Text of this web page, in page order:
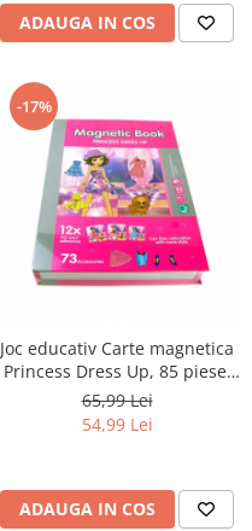
ADAUGA IN COS
-17%
Joc educativ Carte magnetica
Princess Dress Up, 85 piese,
roz
65,99 Lei
54,99 Lei
ADAUGA IN COS